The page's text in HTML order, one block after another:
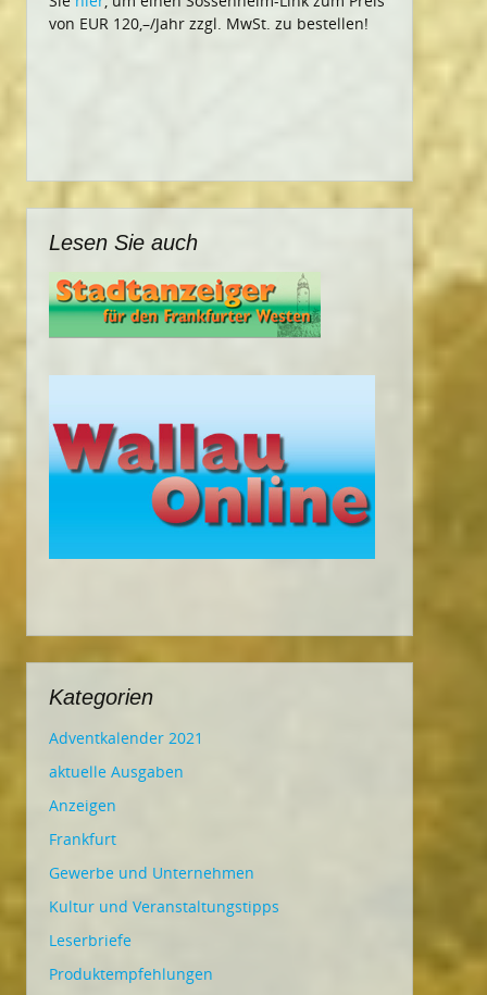
von EUR 120,–/Jahr zzgl. MwSt. zu bestellen!
Lesen Sie auch
Kategorien
Adventkalender 2021
aktuelle Ausgaben
Anzeigen
Frankfurt
Gewerbe und Unternehmen
Kultur und Veranstaltungstipps
Leserbriefe
Produktempfehlungen